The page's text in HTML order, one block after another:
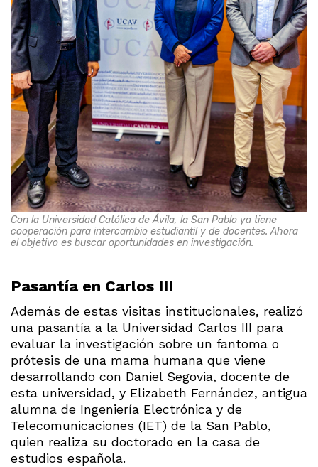
Con la Universidad Católica de Ávila, la San Pablo ya tiene
cooperación para intercambio estudiantil y de docentes. Ahora
el objetivo es buscar oportunidades en investigación.
Pasantía en Carlos III
Además de estas visitas institucionales, realizó
una pasantía a la Universidad Carlos III para
evaluar la investigación sobre un fantoma o
prótesis de una mama humana que viene
desarrollando con Daniel Segovia, docente de
esta universidad, y Elizabeth Fernández, antigua
alumna de Ingeniería Electrónica y de
Telecomunicaciones (IET) de la San Pablo,
quien realiza su doctorado en la casa de
estudios española.